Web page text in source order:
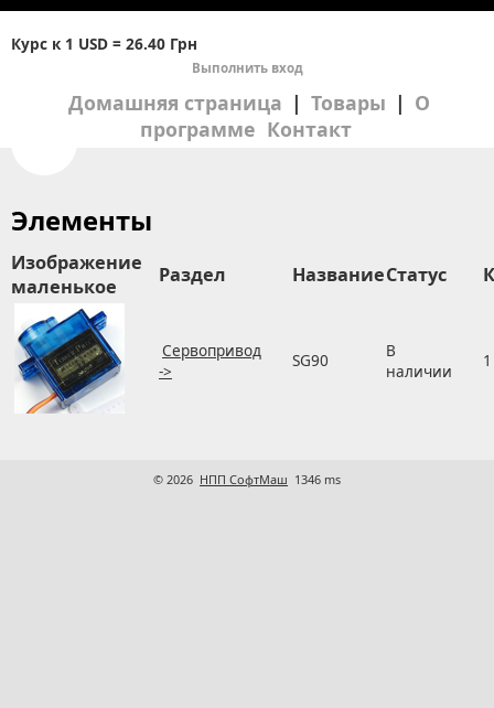
Курс к 1 USD = 26.40 Грн
Выполнить вход
Домашняя страница | Товары | О
программе Контакт
Элементы
Изображение
маленькое
Раздел НазваниеСтатус
Сервопривод
->
SG90
В
наличии
1
© 2026 НПП СофтМаш 1346 ms